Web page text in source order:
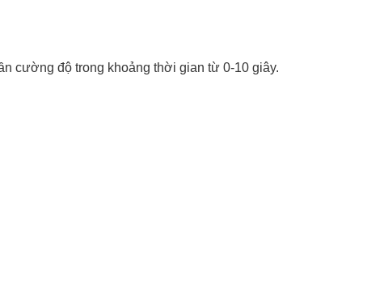
cường độ trong khoảng thời gian từ 0-10 giây.